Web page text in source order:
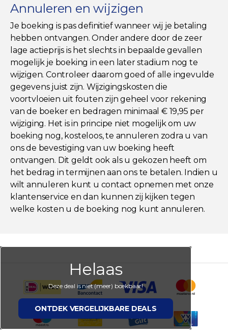
Annuleren en wijzigen
Je boeking is pas definitief wanneer wij je betaling
hebben ontvangen. Onder andere door de zeer
lage actieprijs is het slechts in bepaalde gevallen
mogelijk je boeking in een later stadium nog te
wijzigen. Controleer daarom goed of alle ingevulde
gegevens juist zijn. Wijzigingskosten die
voortvloeien uit fouten zijn geheel voor rekening
van de boeker en bedragen minimaal € 19,95 per
wijziging. Het is in principe niet mogelijk om uw
boeking nog, kosteloos, te annuleren zodra u van
ons de bevestiging van uw boeking heeft
ontvangen. Dit geldt ook als u gekozen heeft om
het bedrag in termijnen aan ons te betalen. Indien u
wilt annuleren kunt u contact opnemen met onze
klantenservice en dan kunnen zij kijken tegen
welke kosten u de boeking nog kunt annuleren.
Helaas
Deze deal is niet (meer) boekbaar!
ONTDEK VERGELIJKBARE DEALS